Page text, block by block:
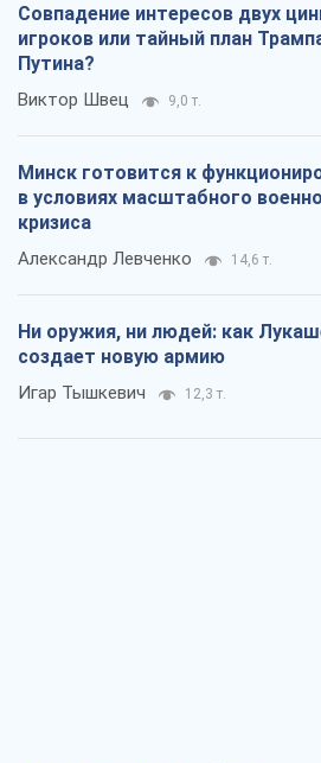
Совпадение интересов двух
игроков или тайный план
Путина?
Виктор Швец 9,0 т.
Минск готовится к
в условиях масштабного
кризиса
Александр Левченко 14,6 т.
Ни оружия, ни людей: как
создает новую армию
Игар Тышкевич 12,3 т.